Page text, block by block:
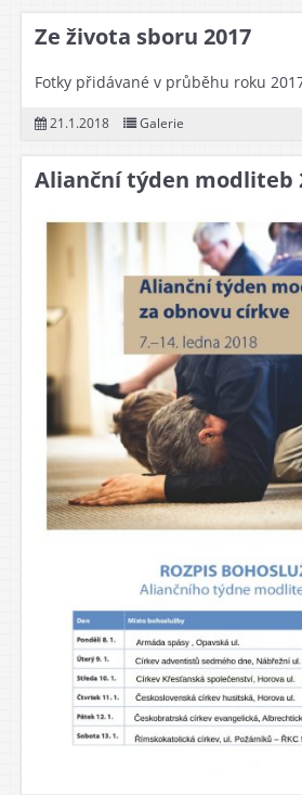
Ze života sboru 2017
Fotky přidávané v průběhu roku
21.1.2018 Galerie
Alianční týden modliteb